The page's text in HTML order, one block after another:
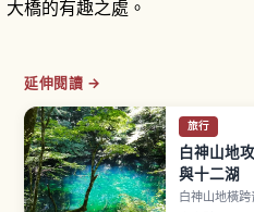
大橋的有趣之處。
延伸閱讀 →
旅行
白神山地
與十二湖
白神山地橫